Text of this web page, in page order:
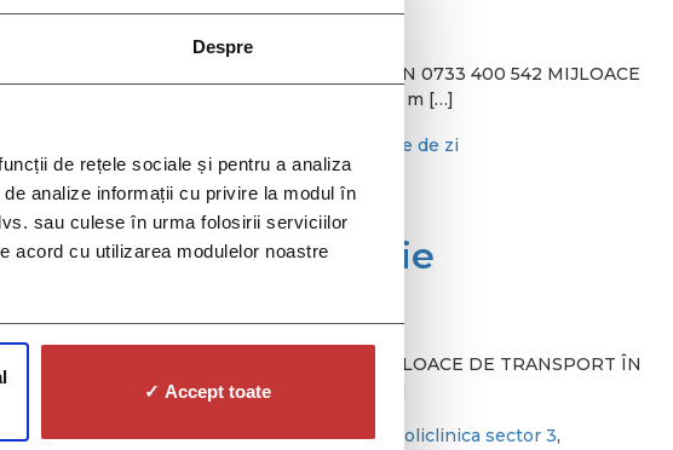
Despre
de rețele sociale și pentru a analiza
analize informații cu privire la modul în
sau culese în urma folosirii serviciilor
acord cu utilizarea modulelor noastre
✓ Accept toate
nr. 2, bloc C2, sector 3, București TELEFON 0733 400 542 MIJLOACE
cu autobuzele 101, 102, 253, 335, apoi 250 m […]
spitalizare de zi
medicină de familie
3, București TELEFON 0725 582 660 MIJLOACE DE TRANSPORT ÎN
102, 253, 335, apoi 250 m pe jos. Metrou […]
familie,medicina de familie,policlinica ccbr policlinica sector 3,